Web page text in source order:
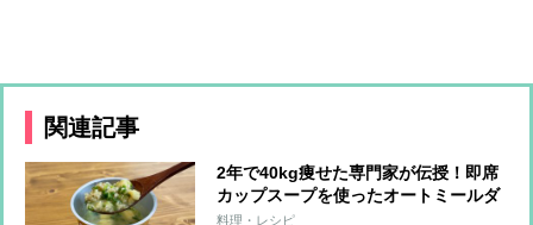
関連記事
2年で40kg痩せた専門家が伝授！即席
カップスープを使ったオートミールダ
イエット
料理・レシピ